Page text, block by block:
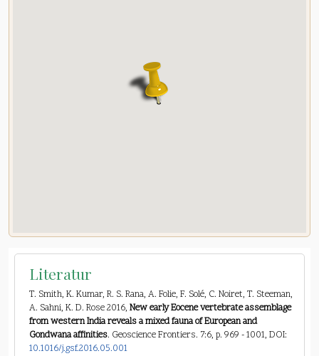
Literatur
T. Smith, K. Kumar, R. S. Rana, A. Folie, F. Solé, C. Noiret, T. Steeman,
A. Sahni, K. D. Rose 2016, New early Eocene vertebrate assemblage
from western India reveals a mixed fauna of European and
Gondwana affinities. Geoscience Frontiers. 7:6, p. 969 - 1001, DOI:
10.1016/j.gsf.2016.05.001